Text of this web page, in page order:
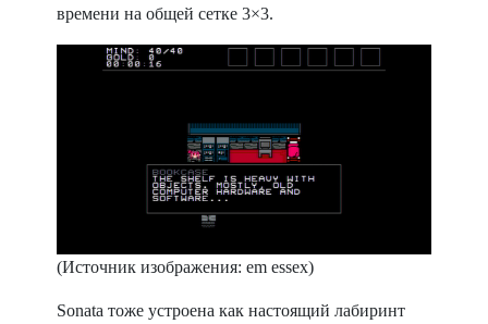
времени на общей сетке 3×3.
(Источник изображения: em essex)
Sonata тоже устроена как настоящий лабиринт